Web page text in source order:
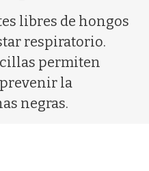
libres de hongos
respiratorio.
permiten
la
negras.